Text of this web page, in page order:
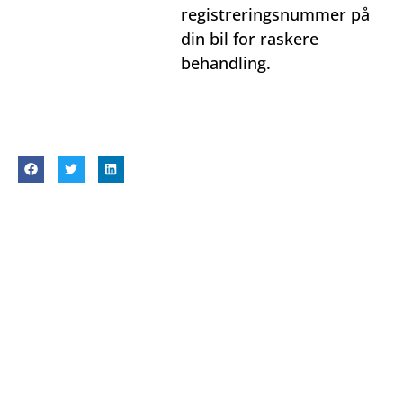
registreringsnummer på
din bil for raskere
behandling.